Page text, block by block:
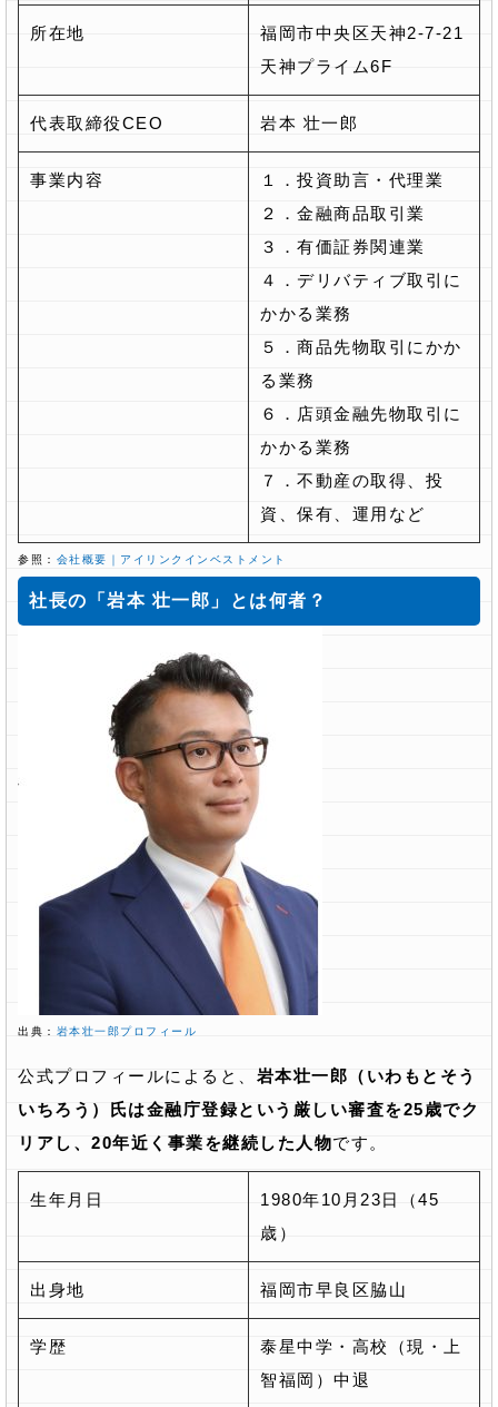
所在地
福岡市中央区天神2-7-21
天神プライム6F
代表取締役CEO 岩本 壮一郎
事業内容
１．投資助言・代理業
２．金融商品取引業
３．有価証券関連業
４．デリバティブ取引に
かかる業務
５．商品先物取引にかか
る業務
６．店頭金融先物取引に
かかる業務
７．不動産の取得、投
資、保有、運用など
参照： 会社概要｜アイリンクインベストメント
社長の「岩本 壮一郎」とは何者？
出典： 岩本壮一郎プロフィール
公式プロフィールによると、 岩本壮一郎（いわもとそう
いちろう）氏は金融庁登録という厳しい審査を25歳でク
リアし、20年近く事業を継続した人物です。
生年月日
1980年10月23日（45
歳）
出身地 福岡市早良区脇山
学歴
泰星中学・高校（現・上
智福岡）中退